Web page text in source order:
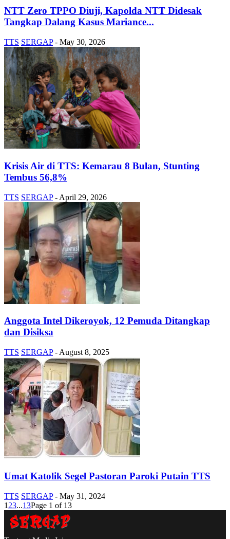
NTT Zero TPPO Diuji, Kapolda NTT Didesak
Tangkap Dalang Kasus Mariance...
TTS SERGAP - May 30, 2026
Krisis Air di TTS: Kemarau 8 Bulan, Stunting
Tembus 56,8%
TTS SERGAP - April 29, 2026
Anggota Intel Dikeroyok, 12 Pemuda Ditangkap
dan Disiksa
TTS SERGAP - August 8, 2025
Umat Katolik Segel Pastoran Paroki Putain TTS
TTS SERGAP - May 31, 2024
1 23...13Page 1 of 13